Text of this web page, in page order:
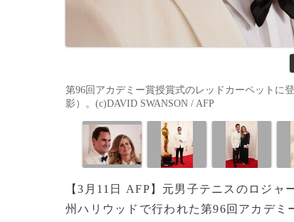
第96回アカデミー賞授賞式のレッドカーペットに
影）。(c)DAVID SWANSON / AFP
【3月11日 AFP】元男子テニスのロジャ
州ハリウッドで行われた第96回アカデミ